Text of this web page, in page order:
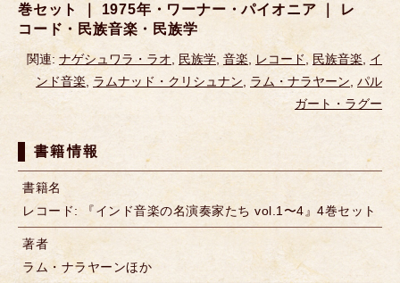
巻セット ｜ 1975年・ワーナー・パイオニア ｜ レ
コード・民族音楽・民族学
関連:ナゲシュワラ・ラオ, 民族学, 音楽, レコード,民族音楽, イ
ンド音楽, ラムナッド・クリシュナン, ラム・ナラヤーン, パル
ガート・ラグー
書籍情報
書籍名
レコード: 『インド音楽の名演奏家たち vol.1〜4』4巻セット
著者
ラム・ナラヤーンほか